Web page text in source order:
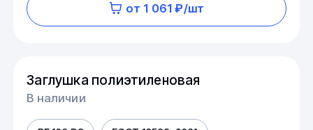
от 1 061 ₽/шт
Заглушка полиэтиленовая
В наличии